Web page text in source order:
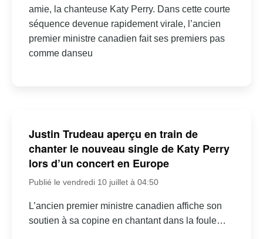
amie, la chanteuse Katy Perry. Dans cette courte
séquence devenue rapidement virale, l’ancien
premier ministre canadien fait ses premiers pas
comme danseu
Justin Trudeau aperçu en train de
chanter le nouveau single de Katy Perry
lors d’un concert en Europe
Publié le vendredi 10 juillet à 04:50
L’ancien premier ministre canadien affiche son
soutien à sa copine en chantant dans la foule…